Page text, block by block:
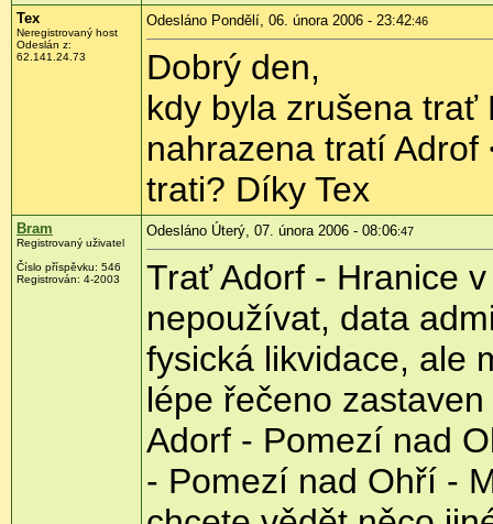
Tex
Neregistrovaný host
Odeslán z:
62.141.24.73
Odesláno Pondělí, 06. února 2006 - 23:42:46
Dobrý den,
kdy byla zrušena trať
nahrazena tratí
trati? Díky Tex
Bram
Registrovaný uživatel
Číslo příspěvku: 546
Registrován: 4-2003
Odesláno Úterý, 07. února 2006 - 08:06:47
Trať Adorf - Hranice
nepoužívat, data
fysická likvidace, ale
lépe řečeno
Adorf - Pomezí nad
- Pomezí nad Ohří -